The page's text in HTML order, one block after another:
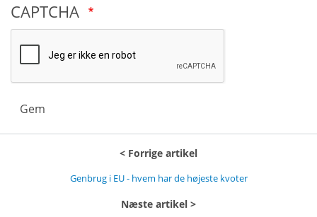
CAPTCHA
Gem
Forrige artikel
Genbrug i EU - hvem har de højeste kvoter
Næste artikel